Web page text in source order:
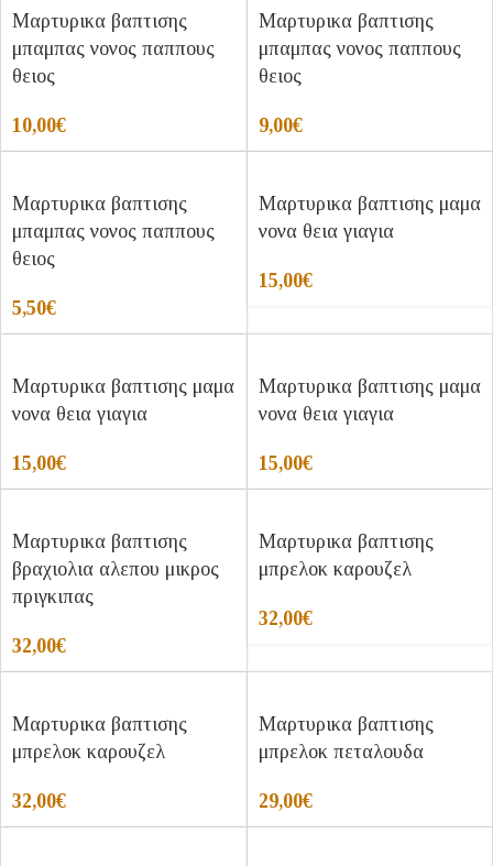
Μαρτυρικα βαπτισης
μπαμπας νονος παππους
θειος
10,00€
Μαρτυρικα βαπτισης
μπαμπας νονος παππους
θειος
9,00€
Μαρτυρικα βαπτισης
μπαμπας νονος παππους
θειος
5,50€
Μαρτυρικα βαπτισης μαμα
νονα θεια γιαγια
15,00€
Μαρτυρικα βαπτισης μαμα
νονα θεια γιαγια
15,00€
Μαρτυρικα βαπτισης μαμα
νονα θεια γιαγια
15,00€
Μαρτυρικα βαπτισης
βραχιολια αλεπου μικρος
πριγκιπας
32,00€
Μαρτυρικα βαπτισης
μπρελοκ καρουζελ
32,00€
Μαρτυρικα βαπτισης
μπρελοκ καρουζελ
32,00€
Μαρτυρικα βαπτισης
μπρελοκ πεταλουδα
29,00€